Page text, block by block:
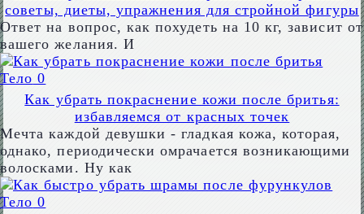
советы, диеты, упражнения для стройной фигуры
Ответ на вопрос, как похудеть на 10 кг, зависит от
вашего желания. И
Тело 0
Как убрать покраснение кожи после бритья:
избавляемся от красных точек
Мечта каждой девушки - гладкая кожа, которая,
однако, периодически омрачается возникающими
волосками. Ну как
Тело 0